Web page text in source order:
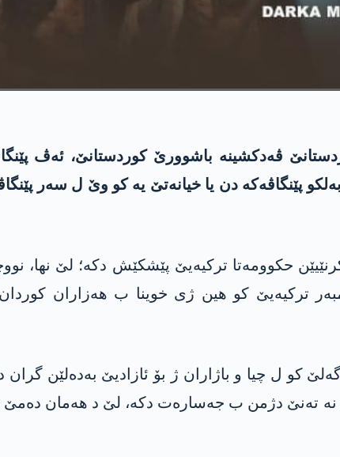
ڤەدکشینە باشوورێ کوردستانێ، ئەڤ
پێنگاڤەکە دن یا خیانەتێ یە کو وێ ل سەر
حکوومەتا ترکیەیێ پێشکێش دکە؛ لێ نھا،
ترکیەیێ کو ھین ژی خوینا ب ھەزاران
ل چیا و باژاران ژ بۆ ئازادیێ بەدەلێن گران
تەنێ دژمن ب جەسارەت دکە، لێ د ھەمان دەمێ